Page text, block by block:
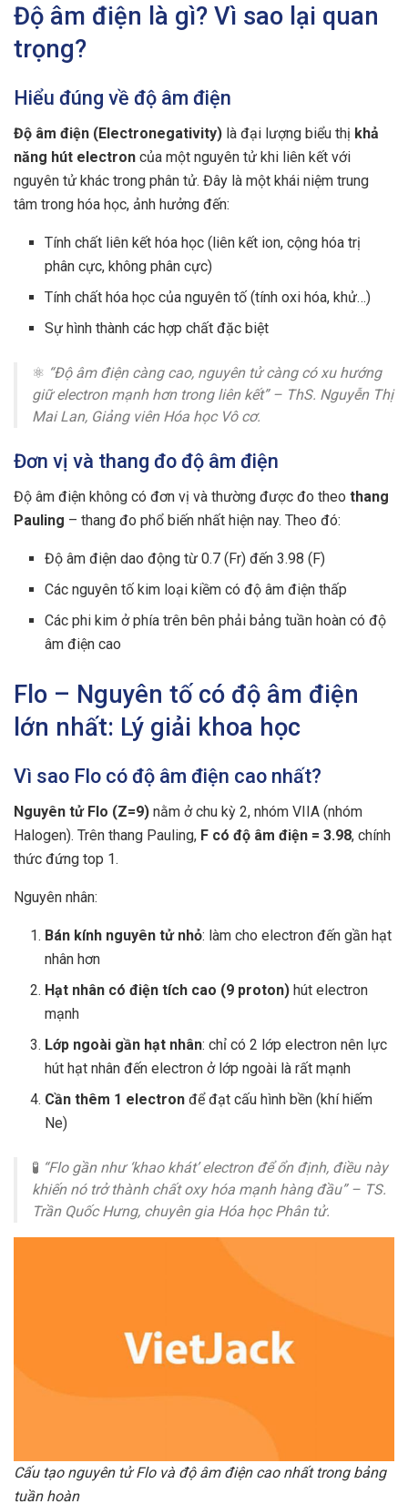
Độ âm điện là gì? Vì sao lại quan
trọng?
Hiểu đúng về độ âm điện
Độ âm điện (Electronegativity) là đại lượng biểu thị khả
năng hút electron của một nguyên tử khi liên kết với
nguyên tử khác trong phân tử. Đây là một khái niệm trung
tâm trong hóa học, ảnh hưởng đến:
Tính chất liên kết hóa học (liên kết ion, cộng hóa trị
phân cực, không phân cực)
Tính chất hóa học của nguyên tố (tính oxi hóa, khử…)
Sự hình thành các hợp chất đặc biệt
⚛️ “Độ âm điện càng cao, nguyên tử càng có xu hướng
giữ electron mạnh hơn trong liên kết” – ThS. Nguyễn Thị
Mai Lan, Giảng viên Hóa học Vô cơ.
Đơn vị và thang đo độ âm điện
Độ âm điện không có đơn vị và thường được đo theo thang
Pauling – thang đo phổ biến nhất hiện nay. Theo đó:
Độ âm điện dao động từ 0.7 (Fr) đến 3.98 (F)
Các nguyên tố kim loại kiềm có độ âm điện thấp
Các phi kim ở phía trên bên phải bảng tuần hoàn có độ
âm điện cao
Flo – Nguyên tố có độ âm điện
lớn nhất: Lý giải khoa học
Vì sao Flo có độ âm điện cao nhất?
Nguyên tử Flo (Z=9) nằm ở chu kỳ 2, nhóm VIIA (nhóm
Halogen). Trên thang Pauling, F có độ âm điện = 3.98, chính
thức đứng top 1.
Nguyên nhân:
Bán kính nguyên tử nhỏ: làm cho electron đến gần hạt
nhân hơn
Hạt nhân có điện tích cao (9 proton) hút electron
mạnh
Lớp ngoài gần hạt nhân: chỉ có 2 lớp electron nên lực
hút hạt nhân đến electron ở lớp ngoài là rất mạnh
Cần thêm 1 electron để đạt cấu hình bền (khí hiếm
Ne)
🧪 “Flo gần như ‘khao khát’ electron để ổn định, điều này
khiến nó trở thành chất oxy hóa mạnh hàng đầu” – TS.
Trần Quốc Hưng, chuyên gia Hóa học Phân tử.
Cấu tạo nguyên tử Flo và độ âm điện cao nhất trong bảng
tuần hoàn